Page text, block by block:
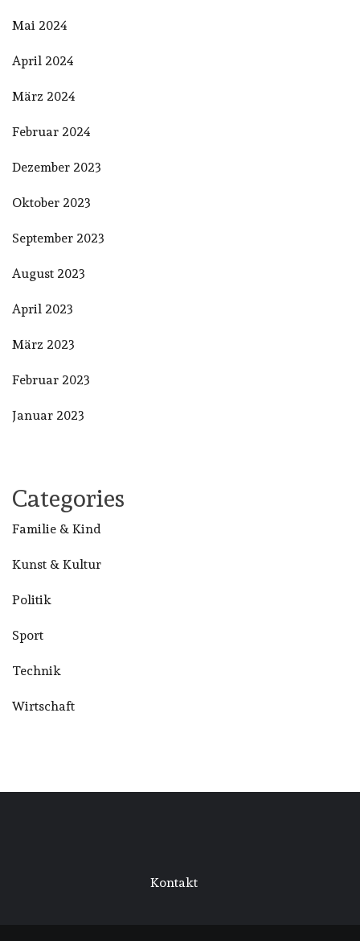
Mai 2024
April 2024
März 2024
Februar 2024
Dezember 2023
Oktober 2023
September 2023
August 2023
April 2023
März 2023
Februar 2023
Januar 2023
Categories
Familie & Kind
Kunst & Kultur
Politik
Sport
Technik
Wirtschaft
Kontakt